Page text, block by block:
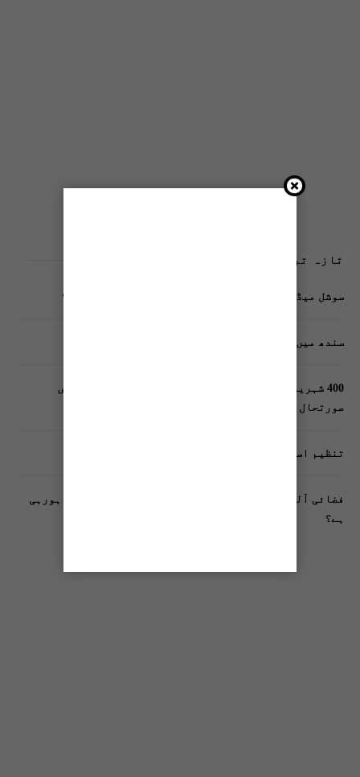
تازہ ترین پوسٹس
سوشل میڈیا پر وکڑی پوسٹ ڈیجیٹل شناخت کیلیے خطرہ؟
سندھ میں گاڑیوں کی انشورنس لازمی قرار
400 شہریوں کیلئے ایک پولیس اہلکار لازمی، کراچی میں
صورتحال کیا ہے؟
تنظیم اسلامی کے زیرِ اہتمام ملک گیر آگاہی مہم!
فضائی آلودگی انسانی دماغ کیلیے کیسے خطرناک ثابت ہورہی
ہے؟